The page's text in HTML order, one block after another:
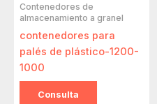
Contenedores de
almacenamiento a granel
contenedores para
palés de plástico-1200-
1000
Consulta